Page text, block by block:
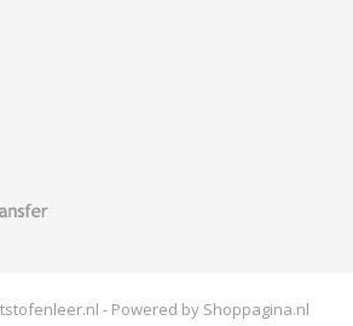
- Powered by Shoppagina.nl